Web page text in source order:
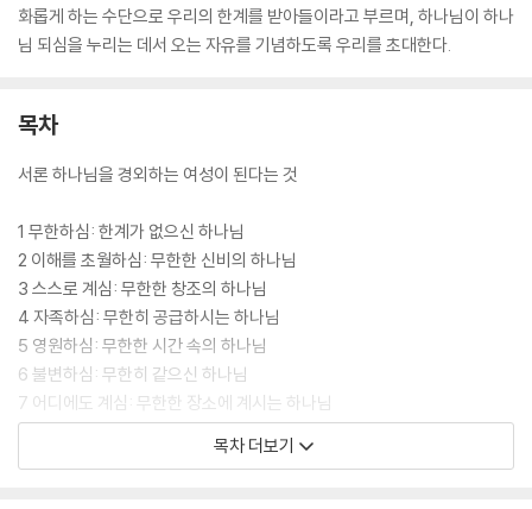
화롭게 하는 수단으로 우리의 한계를 받아들이라고 부르며, 하나님이 하나
님 되심을 누리는 데서 오는 자유를 기념하도록 우리를 초대한다.
목차
서론 하나님을 경외하는 여성이 된다는 것
1 무한하심: 한계가 없으신 하나님
2 이해를 초월하심: 무한한 신비의 하나님
3 스스로 계심: 무한한 창조의 하나님
4 자족하심: 무한히 공급하시는 하나님
5 영원하심: 무한한 시간 속의 하나님
6 불변하심: 무한히 같으신 하나님
7 어디에도 계심: 무한한 장소에 계시는 하나님
8 전지하심: 무한한 지식의 하나님
9 전능하심: 무한한 능력의 하나님
목차 더보기